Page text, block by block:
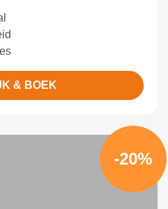
& BOEK
-20%